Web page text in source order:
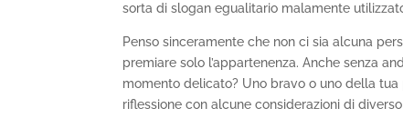
sorta di slogan egualitario malamente
Penso sinceramente che non ci sia alcuna
premiare solo l’appartenenza. Anche senza
momento delicato? Uno bravo o uno della tua
riflessione con alcune considerazioni di